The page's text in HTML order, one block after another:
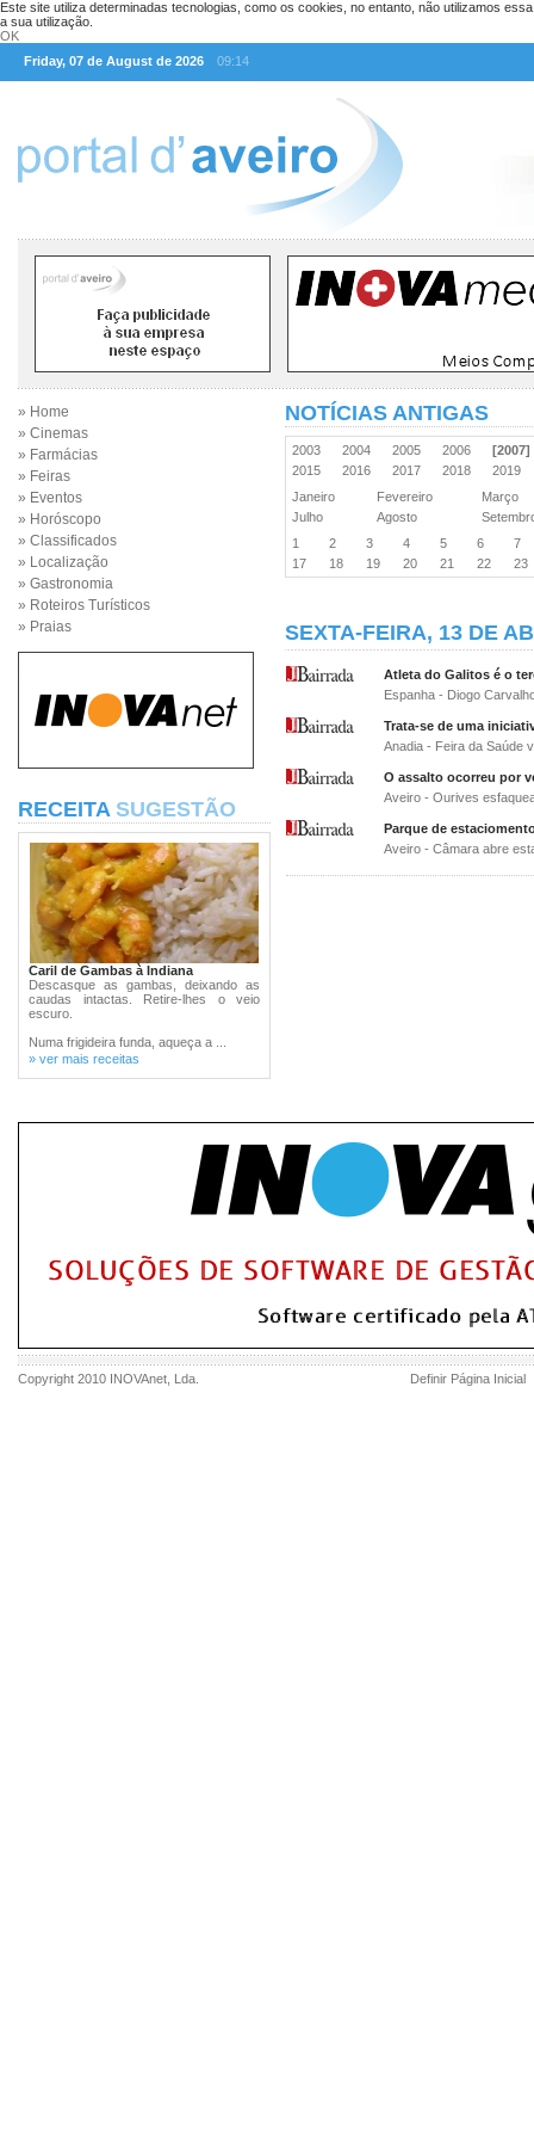
Este site utiliza determinadas tecnologias, como os cookies, no entanto, não utilizamos
a sua utilização.
OK
Friday, 07 de August de 2026
09:14
» Home
» Cinemas
» Farmácias
» Feiras
» Eventos
» Horóscopo
» Classificados
» Localização
» Gastronomia
» Roteiros Turísticos
» Praias
RECEITA SUGESTÃO
Caril de Gambas à Indiana
Descasque as gambas, deixando as
caudas intactas. Retire-lhes o veio
escuro.
Numa frigideira funda, aqueça a ...
» ver mais receitas
NOTÍCIAS ANTIGAS
2003 2004 2005 2006
[2007]
2015
2016 2017 2018
2019
Janeiro
Fevereiro
Março
Julho
Agosto
1
2 3 4 5 6
7
17
18 19 20 21 22 23
SEXTA-FEIRA, 13 DE
Atleta do Galitos é o
Espanha - Diogo
Trata-se de uma
Anadia - Feira da Saúde
O assalto ocorreu por
Aveiro - Ourives
Parque de
Aveiro - Câmara abre
Copyright 2010 INOVAnet , Lda. Definir Página Inicial